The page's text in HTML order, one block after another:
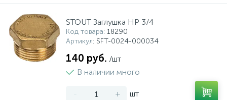
STOUT Заглушка НР 3/4
Код товара: 18290
Артикул: SFT-0024-000034
140 руб. /шт
В наличии много
- + шт